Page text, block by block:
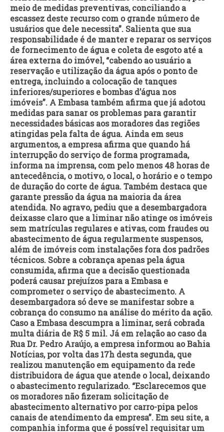
meio de medidas preventivas, conciliando a
escassez deste recurso com o grande número de
usuários que dele necessita”. Salienta que sua
responsabilidade é de manter e reparar os serviços
de fornecimento de água e coleta de esgoto até a
área externa do imóvel, “cabendo ao usuário a
reservação e utilização da água após o ponto de
entrega, incluindo a colocação de tanques
inferiores/superiores e bombas d’água nos
imóveis”. A Embasa também afirma que já adotou
medidas para sanar os problemas para garantir
necessidades básicas aos moradores das regiões
atingidas pela falta de água. Ainda em seus
argumentos, a empresa afirma que quando há
interrupção do serviço de forma programada,
informa na imprensa, com pelo menos 48 horas de
antecedência, o motivo, o local, o horário e o tempo
de duração do corte de água. Também destaca que
garante pressão da água na maioria da área
atendida. No agravo, pediu que a desembargadora
deixasse claro que a liminar não atinge os imóveis
sem matrículas regulares e ativas, com fraudes ou
abastecimento de água regularmente suspensos,
além de imóveis com instalações fora dos padrões
técnicos. Sobre a cobrança apenas pela água
consumida, afirma que a decisão questionada
poderá causar prejuízos para a Embasa e
comprometer o serviço de abastecimento. A
desembargadora só deve se manifestar sobre a
cobrança do consumo na análise do mérito da ação.
Caso a Embasa descumpra a liminar, será cobrada
multa diária de R$ 5 mil. Já em relação ao caso da
Rua Dr. Pedro Araújo, a empresa informou ao Bahia
Notícias, por volta das 17h desta segunda, que
realizou manutenção em equipamento da rede
distribuidora de água que atende o local, deixando
o abastecimento regularizado. “Esclarecemos que
os moradores não fizeram solicitação de
abastecimento alternativo por carro-pipa pelos
canais de atendimento da empresa”. Em seu site, a
companhia informa que é possível requisitar um